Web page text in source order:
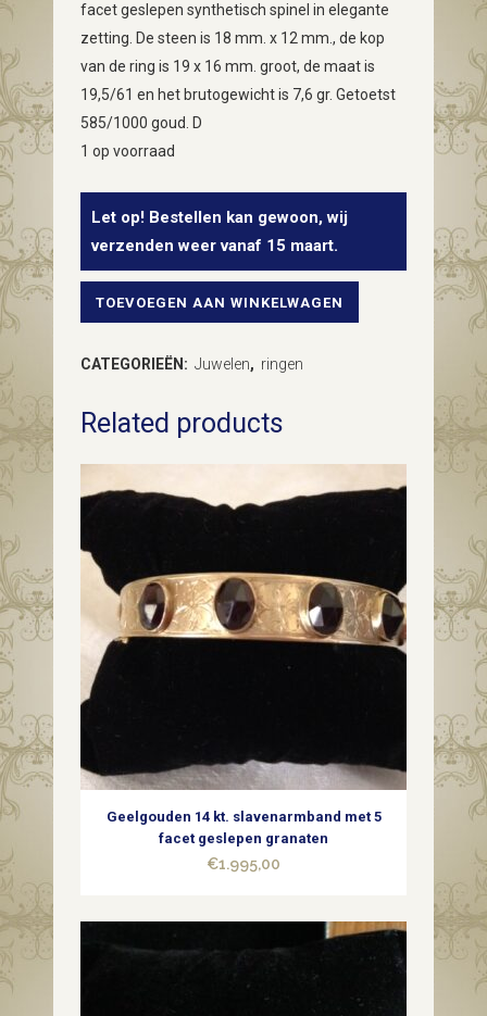
facet geslepen synthetisch spinel in elegante
zetting. De steen is 18 mm. x 12 mm., de kop
van de ring is 19 x 16 mm. groot, de maat is
19,5/61 en het brutogewicht is 7,6 gr. Getoetst
585/1000 goud. D
1 op voorraad
Let op! Bestellen kan gewoon, wij
verzenden weer vanaf 15 maart.
Flinke
met
giga
blauwe
synth.
spinel
quantity
TOEVOEGEN AAN WINKELWAGEN
CATEGORIEËN: Juwelen, ringen
Related products
Geelgouden 14 kt. slavenarmband met 5
facet geslepen granaten
€1.995,00